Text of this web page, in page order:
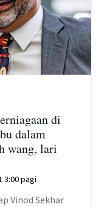
di
dalam
wang, lari
3:00 pagi
Vinod Sekhar